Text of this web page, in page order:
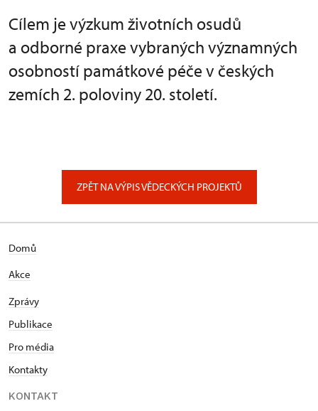
Cílem je výzkum životních osudů
a odborné praxe vybraných významných
osobností památkové péče v českých
zemích 2. poloviny 20. století.
ZPĚT NA VÝPIS VĚDECKÝCH PROJEKTŮ
Domů
Akce
Zprávy
Publikace
Pro média
Kontakty
KONTAKT